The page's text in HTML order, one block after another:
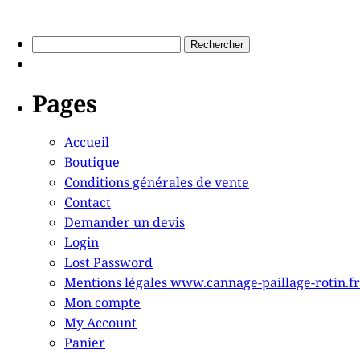
Pages
Accueil
Boutique
Conditions générales de vente
Contact
Demander un devis
Login
Lost Password
Mentions légales www.cannage-paillage-rotin.fr
Mon compte
My Account
Panier